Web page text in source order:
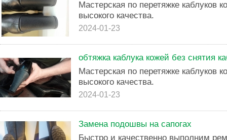
Мастерская по перетяжке каблуков
высокого качества.
2024-01-23
обтяжка каблука кожей без снятия
Мастерская по перетяжке каблуков
высокого качества.
2024-01-23
Замена подошвы на сапогах
Быстро и качественно выполним